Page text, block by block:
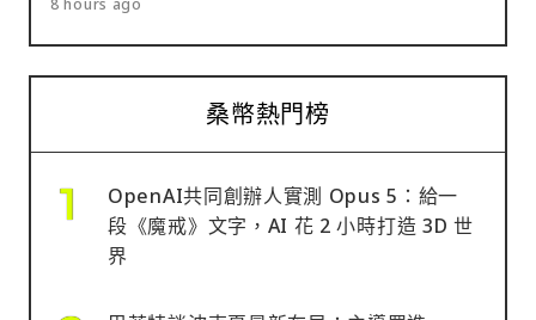
8 hours ago
桑幣熱門榜
OpenAI共同創辦人實測 Opus 5：給一
段《魔戒》文字，AI 花 2 小時打造 3D 世
界